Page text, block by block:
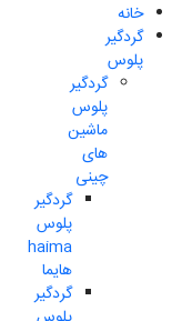
خانه
گردگیر
پلوس
گردگیر
پلوس
ماشین
های
چینی
گردگیر
پلوس
haima
هایما
گردگیر